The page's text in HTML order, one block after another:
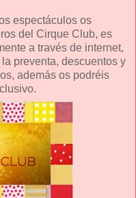
espectáculos os
del Cirque Club, es
a través de internet,
preventa, descuentos y
además os podréis